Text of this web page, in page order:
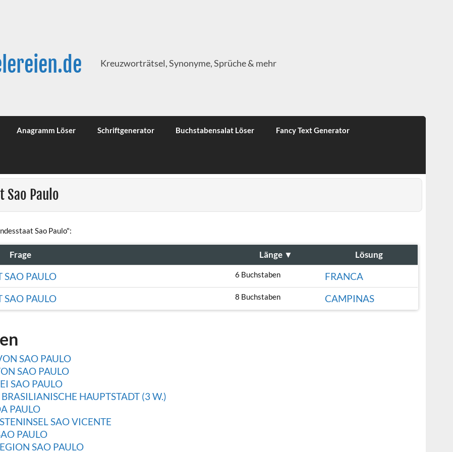
Kreuzworträtsel, Synonyme, Sprüche & mehr
Anagramm Löser Schriftgenerator Buchstabensalat Löser Fancy Text Generator
Sao Paulo
Sao Paulo":
Frage Länge ▼ Lösung
SAO PAULO 6 Buchstaben
FRANCA
SAO PAULO
8 Buchstaben CAMPINAS
SAO PAULO
SAO PAULO
SAO PAULO
HAUPTSTADT (3 W.)
PAULO
SAO VICENTE
PAULO
SAO PAULO